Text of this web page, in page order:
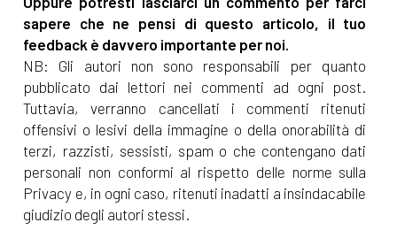
sapere che ne pensi di questo articolo, il tuo
feedback è davvero importante per noi.
NB: Gli autori non sono responsabili per quanto
pubblicato dai lettori nei commenti ad ogni post.
Tuttavia, verranno cancellati i commenti ritenuti
offensivi o lesivi della immagine o della onorabilità di
terzi, razzisti, sessisti, spam o che contengano dati
personali non conformi al rispetto delle norme sulla
Privacy e, in ogni caso, ritenuti inadatti a insindacabile
giudizio degli autori stessi.